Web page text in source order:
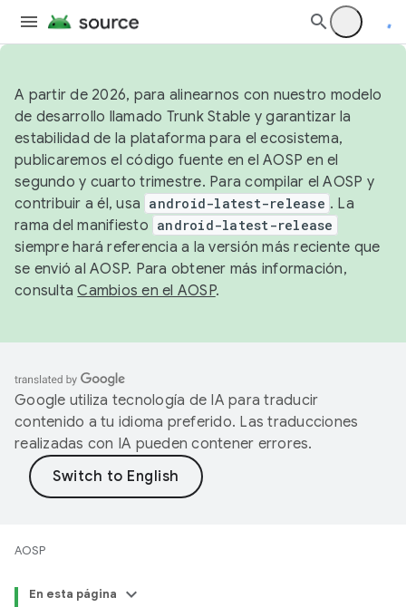
A partir de 2026, para alinearnos con nuestro modelo
de desarrollo llamado Trunk Stable y garantizar la
estabilidad de la plataforma para el ecosistema,
publicaremos el código fuente en el AOSP en el
segundo y cuarto trimestre. Para compilar el AOSP y
contribuir a él, usa android-latest-release . La
rama del manifiesto android-latest-release
siempre hará referencia a la versión más reciente que
se envió al AOSP. Para obtener más información,
consultaCambios en el AOSP.
Google utiliza tecnología de IA para traducir
contenido a tu idioma preferido. Las traducciones
realizadas con IA pueden contener errores.
AOSP
En esta página